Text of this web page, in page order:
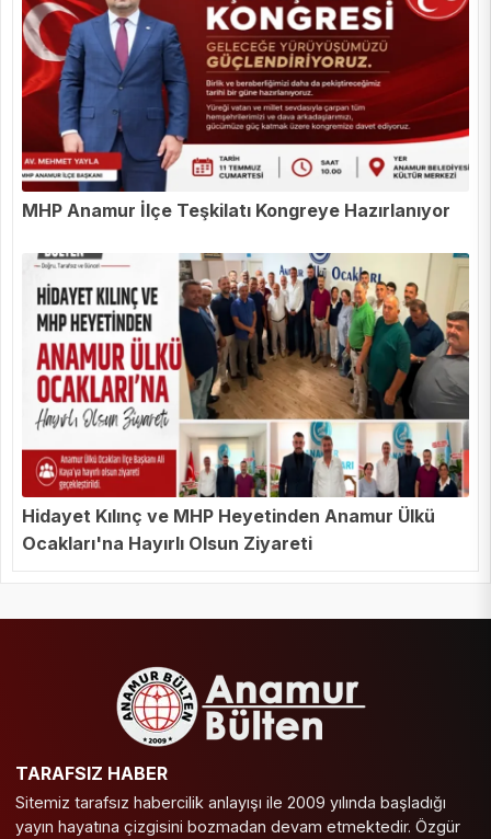
MHP Anamur İlçe Teşkilatı Kongreye Hazırlanıyor
Hidayet Kılınç ve MHP Heyetinden Anamur Ülkü
Ocakları'na Hayırlı Olsun Ziyareti
TARAFSIZ HABER
Sitemiz tarafsız habercilik anlayışı ile 2009 yılında başladığı
yayın hayatına çizgisini bozmadan devam etmektedir. Özgür